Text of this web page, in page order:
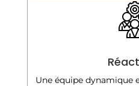
Une équipe dynamique